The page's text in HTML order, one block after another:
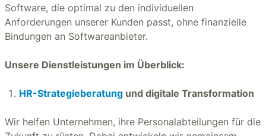
Software, die optimal zu den individuellen
Anforderungen unserer Kunden passt, ohne finanzielle
Bindungen an Softwareanbieter.
Unsere Dienstleistungen im Überblick:
HR-Strategieberatung und digitale Transformation
Wir helfen Unternehmen, ihre Personalabteilungen für die